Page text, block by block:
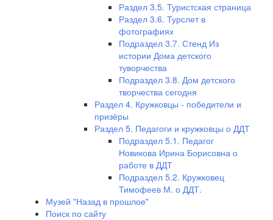
Раздел 3.5. Туристская страница
Раздел 3.6. Турслет в
фотографиях
Подраздел 3.7. Стенд Из
истории Дома детского
туворчества
Подраздел 3.8. Дом детского
творчества сегодня
Раздел 4. Кружковцы - победители и
призёры
Раздел 5. Педагоги и кружковцы о ДДТ
Подраздел 5.1. Педагог
Новикова Ирина Борисовна о
работе в ДДТ
Подраздел 5.2. Кружковец
Тимофеев М. о ДДТ.
Музей "Назад в прошлое"
Поиск по сайту